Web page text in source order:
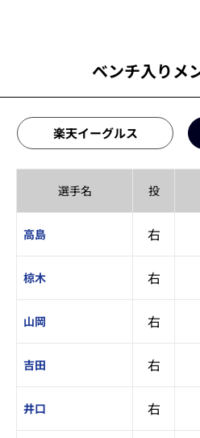
ベンチ入りメ
楽天イーグルス
選手名 投
高島 右
椋木 右
山岡 右
吉田 右
井口 右